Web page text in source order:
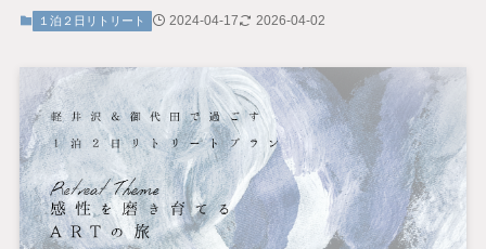
１泊２日リトリート 2024-04-17 2026-04-02